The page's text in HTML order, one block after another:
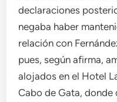
declaraciones
negaba haber
relación con
pues, según afirma,
alojados en el Hotel
Cabo de Gata,